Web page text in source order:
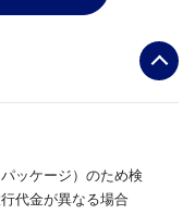
ッケージ）のため検
代金が異なる場合